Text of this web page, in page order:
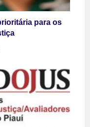
para os